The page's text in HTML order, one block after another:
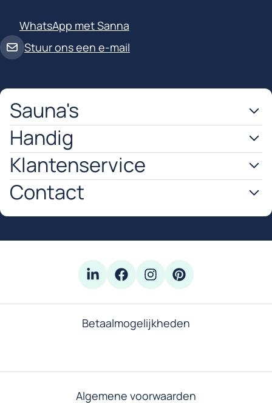
Stuur ons een e-mail
WhatsApp met Sanna
Sauna's
Handig
Klantenservice
Contact
Betaalmogelijkheden
Algemene voorwaarden